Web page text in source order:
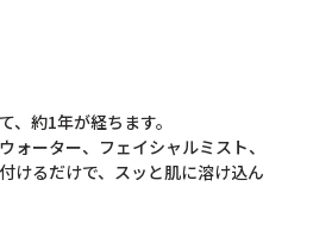
、約1年が経ちます。
ォーター、フェイシャルミスト、
けるだけで、スッと肌に溶け込ん